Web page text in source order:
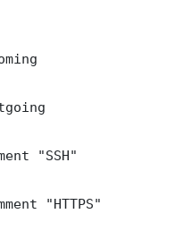
"SSH"
"HTTPS"